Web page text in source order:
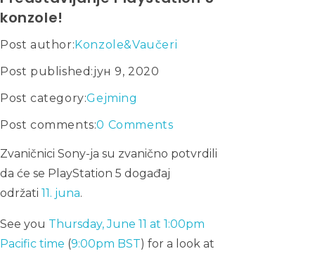
konzole!
Post author: Konzole&Vaučeri
Post published:јун 9, 2020
Post category:Gejming
Post comments:0 Comments
Zvaničnici Sony-ja su zvanično potvrdili
da će se PlayStation 5 događaj
održati 11. juna.
See you Thursday, June 11 at 1:00pm
Pacific time (9:00pm BST) for a look at